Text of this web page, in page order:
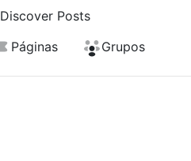
Discover Posts
Páginas Grupos